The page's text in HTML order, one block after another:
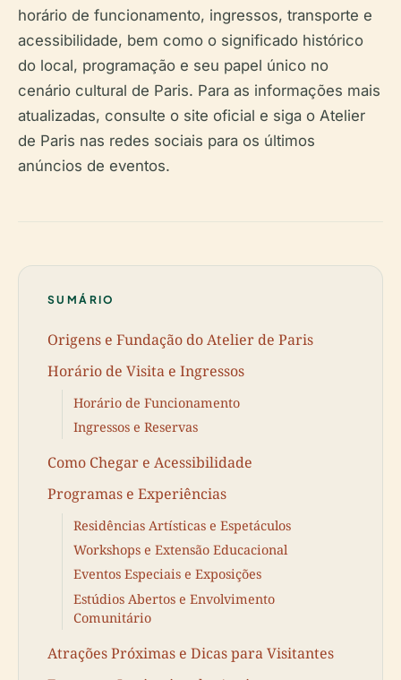
horário de funcionamento, ingressos, transporte e
acessibilidade, bem como o significado histórico
do local, programação e seu papel único no
cenário cultural de Paris. Para as informações mais
atualizadas, consulte o site oficial e siga o Atelier
de Paris nas redes sociais para os últimos
anúncios de eventos.
SUMÁRIO
Origens e Fundação do Atelier de Paris
Horário de Visita e Ingressos
Horário de Funcionamento
Ingressos e Reservas
Como Chegar e Acessibilidade
Programas e Experiências
Residências Artísticas e Espetáculos
Workshops e Extensão Educacional
Eventos Especiais e Exposições
Estúdios Abertos e Envolvimento
Comunitário
Atrações Próximas e Dicas para Visitantes